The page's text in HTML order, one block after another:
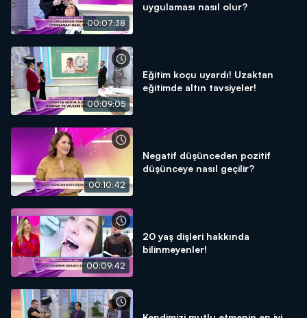
00:07:38
uygulaması nasıl olur?
00:09:05
Eğitim koçu uyardı! Uzaktan
eğitimde altın tavsiyeler!
00:10:42
Negatif düşünceden pozitif
düşünceye nasıl geçilir?
00:09:42
20 yaş dişleri hakkında
bilinmeyenler!